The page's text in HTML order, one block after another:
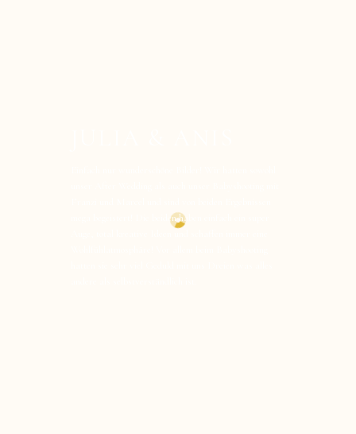
mega begeistert! Die beiden haben einfach ein super
Auge, total kreative Ideen und schaffen immer eine